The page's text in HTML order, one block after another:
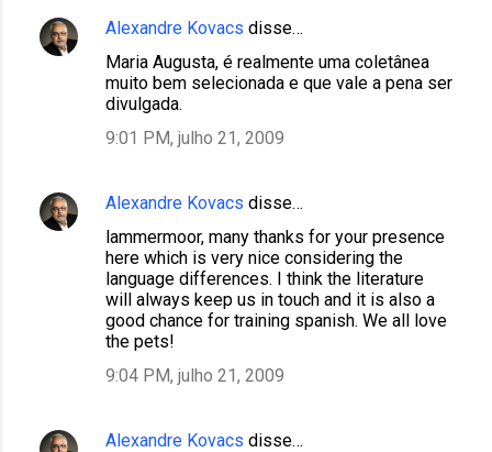
Alexandre Kovacs disse…
Maria Augusta, é realmente uma coletânea
muito bem selecionada e que vale a pena ser
divulgada.
9:01 PM, julho 21, 2009
Alexandre Kovacs disse…
lammermoor, many thanks for your presence
here which is very nice considering the
language differences. I think the literature
will always keep us in touch and it is also a
good chance for training spanish. We all love
the pets!
9:04 PM, julho 21, 2009
Alexandre Kovacs disse…